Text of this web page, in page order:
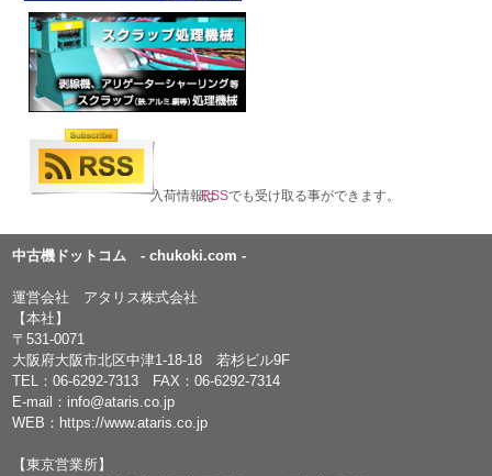
入荷情報はRSSでも受け取る事ができます。
中古機ドットコム - chukoki.com -
運営会社 アタリス株式会社
【本社】
〒531-0071
大阪府大阪市北区中津1-18-18 若杉ビル9F
TEL：06-6292-7313 FAX：06-6292-7314
E-mail： info@ataris.co.jp
WEB： https://www.ataris.co.jp
【東京営業所】